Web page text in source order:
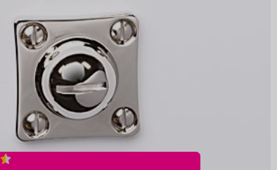
stift 8mm
Nikkel ,Vierkant rozet ,Vrij- en bezet garnituren
Bauhaus Depot,Diversen Bauhaus Depot